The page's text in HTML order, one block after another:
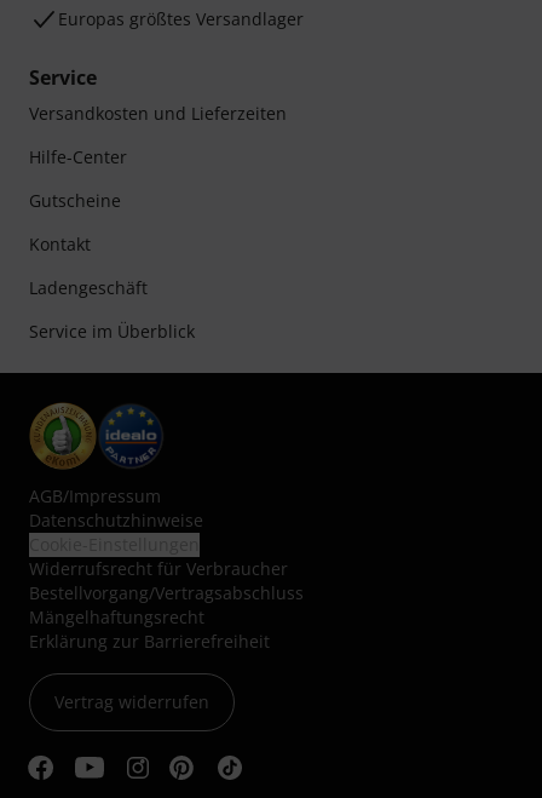
Europas größtes Versandlager
Service
Versandkosten und Lieferzeiten
Hilfe-Center
Gutscheine
Kontakt
Ladengeschäft
Service im Überblick
AGB/Impressum
Datenschutzhinweise
Widerrufsrecht für Verbraucher
Bestellvorgang/Vertragsabschluss
Mängelhaftungsrecht
Erklärung zur Barrierefreiheit
Vertrag widerrufen